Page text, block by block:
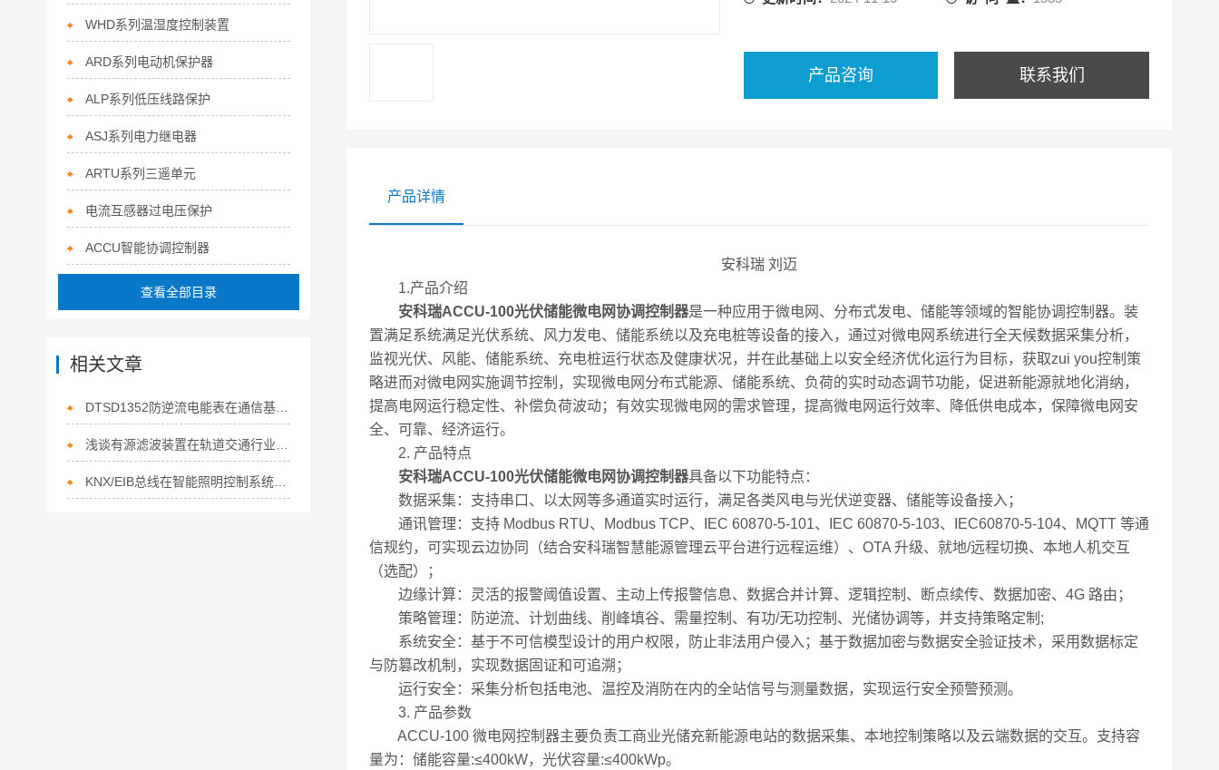
产品咨询 联系我们
产品详情
安科瑞 刘迈
1.产品介绍
安科瑞ACCU-100光伏储能微电网协调控制器是一种应用于微电网、分布式发电、储能等领域的智能协调控制器。装
置满足系统满足光伏系统、风力发电、储能系统以及充电桩等设备的接入，通过对微电网系统进行全天候数据采集分析，
监视光伏、风能、储能系统、充电桩运行状态及健康状况，并在此基础上以安全经济优化运行为目标，获取zui you控制策
略进而对微电网实施调节控制，实现微电网分布式能源、储能系统、负荷的实时动态调节功能，促进新能源就地化消纳，
提高电网运行稳定性、补偿负荷波动；有效实现微电网的需求管理，提高微电网运行效率、降低供电成本，保障微电网安
全、可靠、经济运行。
2. 产品特点
安科瑞ACCU-100光伏储能微电网协调控制器具备以下功能特点：
数据采集：支持串口、以太网等多通道实时运行，满足各类风电与光伏逆变器、储能等设备接入；
通讯管理：支持 Modbus RTU、Modbus TCP、IEC 60870-5-101、IEC 60870-5-103、IEC60870-5-104、MQTT 等通
信规约，可实现云边协同（结合安科瑞智慧能源管理云平台进行远程运维）、OTA 升级、就地/远程切换、本地人机交互
（选配）；
边缘计算：灵活的报警阈值设置、主动上传报警信息、数据合并计算、逻辑控制、断点续传、数据加密、4G 路由；
策略管理：防逆流、计划曲线、削峰填谷、需量控制、有功/无功控制、光储协调等，并支持策略定制;
系统安全：基于不可信模型设计的用户权限，防止非法用户侵入；基于数据加密与数据安全验证技术，采用数据标定
与防篡改机制，实现数据固证和可追溯；
运行安全：采集分析包括电池、温控及消防在内的全站信号与测量数据，实现运行安全预警预测。
3. 产品参数
ACCU-100 微电网控制器主要负责工商业光储充新能源电站的数据采集、本地控制策略以及云端数据的交互。支持容
量为：储能容量:≤400kW，光伏容量:≤400kWp。
WHD系列温湿度控制装置
ARD系列电动机保护器
ALP系列低压线路保护
ASJ系列电力继电器
ARTU系列三遥单元
电流互感器过电压保护
ACCU智能协调控制器
查看全部目录
相关文章
DTSD1352防逆流电能表在通信基站光伏储能场景中的应用
KNX/EIB总线在智能照明控制系统的应用